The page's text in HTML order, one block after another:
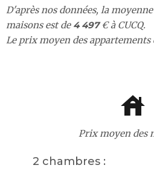
D'après nos données, la
maisons est de 4 497€ à CUCQ.
Le prix moyen des appartements
Prix moyen des
2 chambres :